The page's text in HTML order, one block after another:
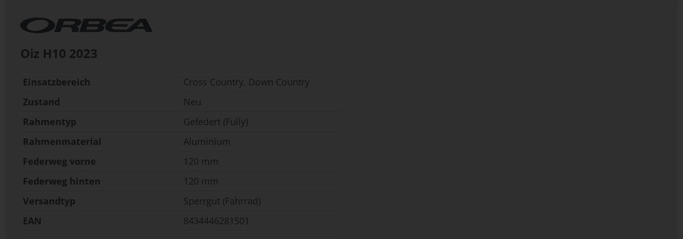
Bildergalerie
Oiz H10 2023
Einsatzbereich
Cross Country, Down Country
Zustand
Neu
Rahmentyp
Gefedert (Fully)
Rahmenmaterial
Aluminium
Federweg vorne
120 mm
Federweg hinten
120 mm
Versandtyp
Sperrgut (Fahrrad)
EAN
8434446281501